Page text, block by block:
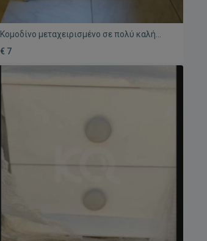
Κομοδίνο μεταχειρισμένο σε πολύ καλή
κατάσταση
€ 7